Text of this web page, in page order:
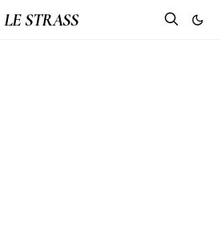
LE STRASS